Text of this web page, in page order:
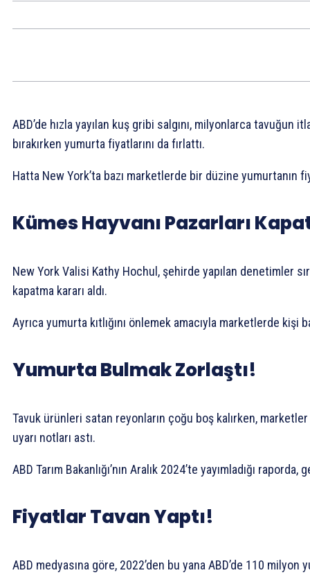
ABD’de hızla yayılan kuş gribi salgını, milyonlarca
bırakırken yumurta fiyatlarını da fırlattı.
Hatta New York’ta bazı marketlerde bir düzine yumurtanın
Kümes Hayvanı Pazarları
New York Valisi Kathy Hochul, şehirde yapılan denetimler
kapatma kararı aldı.
Ayrıca yumurta kıtlığını önlemek amacıyla marketlerde kişi
Yumurta Bulmak Zorlaştı!
Tavuk ürünleri satan reyonların çoğu boş kalırken,
uyarı notları astı.
ABD Tarım Bakanlığı’nın Aralık 2024’te yayımladığı
Fiyatlar Tavan Yaptı!
ABD medyasına göre, 2022’den bu yana ABD’de 110